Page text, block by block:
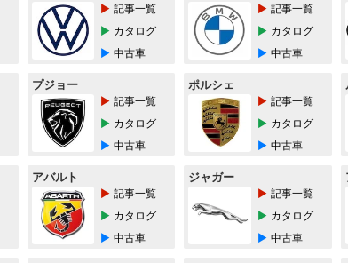
記事一覧
カタログ
中古車
記事一覧
カタログ
中古車
プジョー
記事一覧
カタログ
中古車
ポルシェ
記事一覧
カタログ
中古車
アバルト
記事一覧
カタログ
中古車
ジャガー
記事一覧
カタログ
中古車